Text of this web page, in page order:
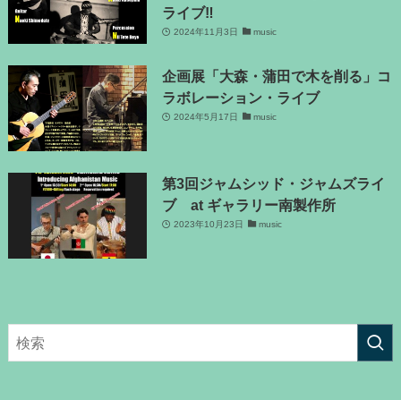
ライブ‼
2024年11月3日 music
企画展「大森・蒲田で木を削る」コ
ラボレーション・ライブ
2024年5月17日 music
第3回ジャムシッド・ジャムズライ
ブ at ギャラリー南製作所
2023年10月23日 music